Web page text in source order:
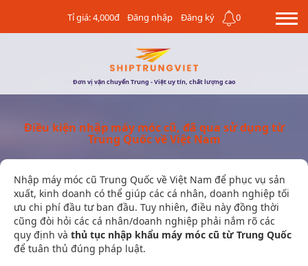
Tỉ giá: 4,000đ Đăng nhập Đăng ký 0
Đơn vị vận chuyển Trung - Việt uy tín, chất lượng cao
Điều kiện nhập máy móc cũ, đã qua sử dụng từ
Trung Quốc về Việt Nam
Nhập máy móc cũ Trung Quốc về Việt Nam để phục vụ sản
xuất, kinh doanh có thể giúp các cá nhân, doanh nghiệp tối
ưu chi phí đầu tư ban đầu. Tuy nhiên, điều này đồng thời
cũng đòi hỏi các cá nhân/doanh nghiệp phải nắm rõ các
quy định và thủ tục nhập khẩu máy móc cũ từ Trung Quốc
để tuân thủ đúng pháp luật.